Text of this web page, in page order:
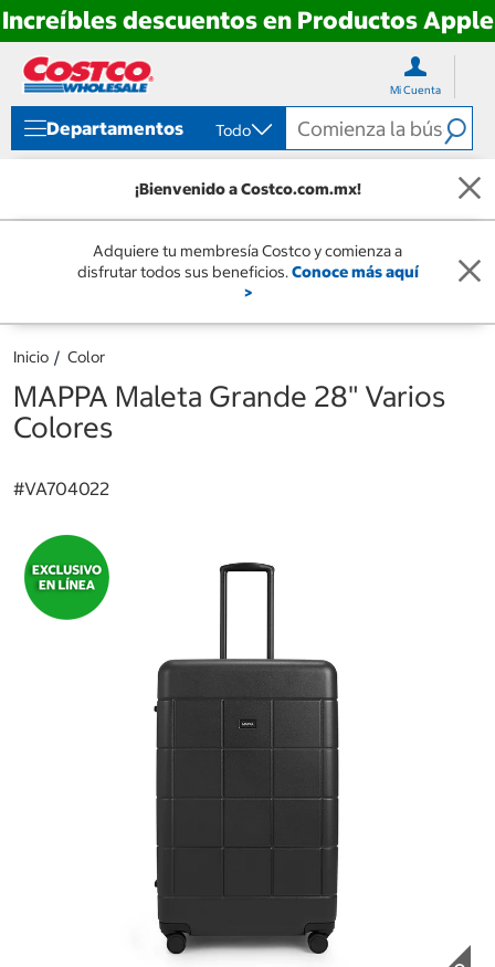
Increíbles descuentos en Productos Apple
directo
contenido
directo
menú
navegación
Mi Cuenta
Departamentos Todo
¡Bienvenido a Costco.com.mx!
Adquiere tu membresía Costco y comienza a
disfrutar todos sus beneficios.Conoce más aquí
>
Inicio Color
MAPPA Maleta Grande 28" Varios
Colores
#VA704022